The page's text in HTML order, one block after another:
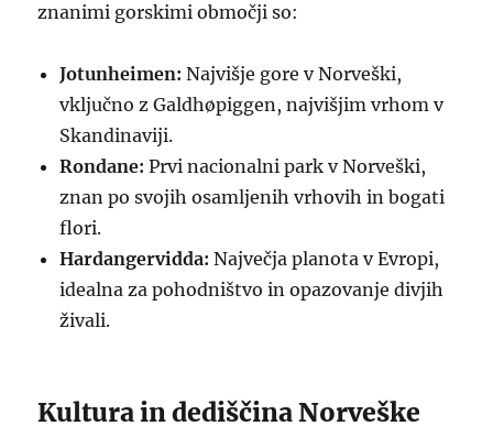
znanimi gorskimi območji so:
Jotunheimen: Najvišje gore v Norveški,
vključno z Galdhøpiggen, najvišjim vrhom v
Skandinaviji.
Rondane: Prvi nacionalni park v Norveški,
znan po svojih osamljenih vrhovih in bogati
flori.
Hardangervidda: Največja planota v Evropi,
idealna za pohodništvo in opazovanje divjih
živali.
Kultura in dediščina Norveške